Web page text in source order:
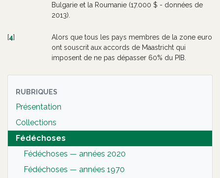
Bulgarie et la Roumanie (17.000 $ - données de
2013).
[4]
Alors que tous les pays membres de la zone euro
ont souscrit aux accords de Maastricht qui
imposent de ne pas dépasser 60% du PIB.
RUBRIQUES
Présentation
Collections
Fédéchoses
Fédéchoses — années 2020
Fédéchoses — années 1970